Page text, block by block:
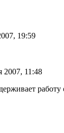
19:59
2007, 11:48
работу